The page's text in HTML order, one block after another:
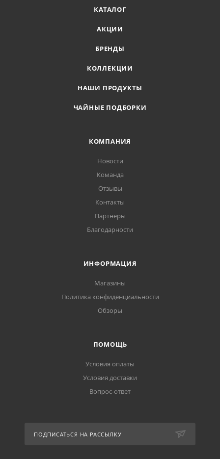
КАТАЛОГ
АКЦИИ
БРЕНДЫ
КОЛЛЕКЦИИ
НАШИ ПРОДУКТЫ
ЧАЙНЫЕ ПОДБОРКИ
КОМПАНИЯ
Новости
Команда
Отзывы
Контакты
Партнеры
Благодарности
ИНФОРМАЦИЯ
Магазины
Политика конфиденциальности
Обзоры
ПОМОЩЬ
Условия оплаты
Условия доставки
Вопрос-ответ
ПОДПИСАТЬСЯ НА РАССЫЛКУ